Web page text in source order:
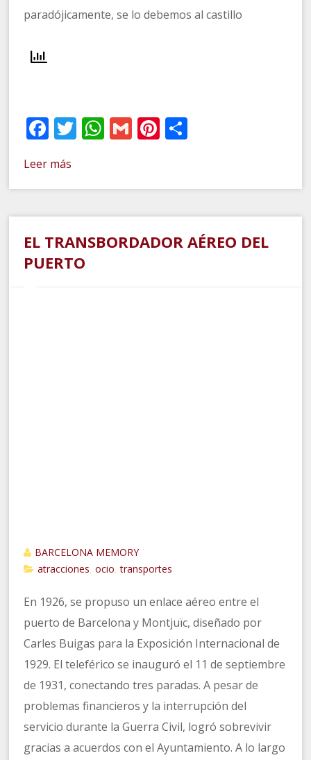
paradójicamente, se lo debemos al castillo
Facebook
Twitter
WhatsApp
GmailPinterest
Leer más
EL TRANSBORDADOR AÉREO DEL
PUERTO
BARCELONA MEMORY
atracciones
,ocio ,transportes
En 1926, se propuso un enlace aéreo entre el
puerto de Barcelona y Montjuïc, diseñado por
Carles Buigas para la Exposición Internacional de
1929. El teleférico se inauguró el 11 de septiembre
de 1931, conectando tres paradas. A pesar de
problemas financieros y la interrupción del
servicio durante la Guerra Civil, logró sobrevivir
gracias a acuerdos con el Ayuntamiento. A lo largo